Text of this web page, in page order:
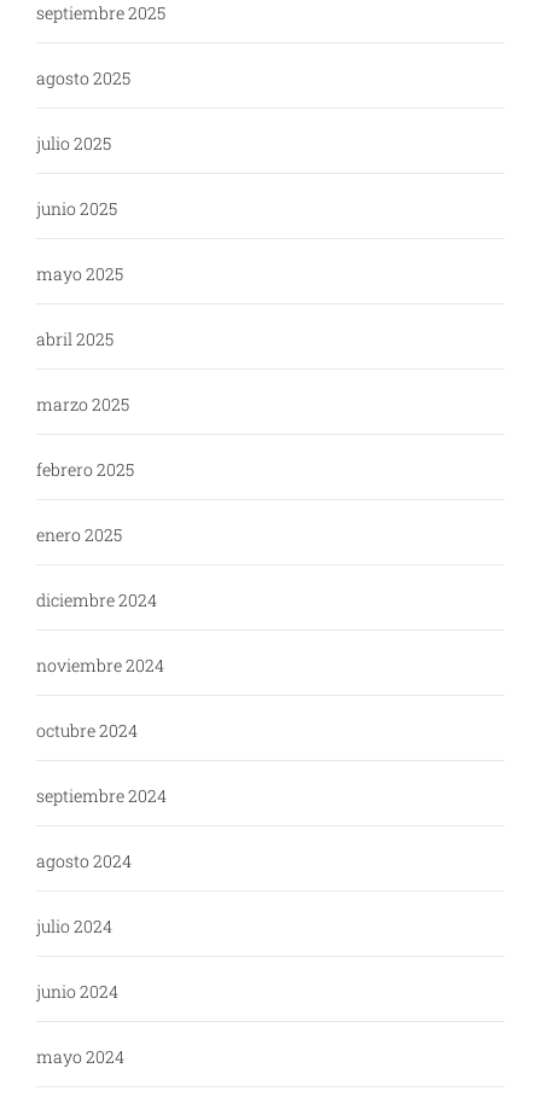
septiembre 2025
agosto 2025
julio 2025
junio 2025
mayo 2025
abril 2025
marzo 2025
febrero 2025
enero 2025
diciembre 2024
noviembre 2024
octubre 2024
septiembre 2024
agosto 2024
julio 2024
junio 2024
mayo 2024